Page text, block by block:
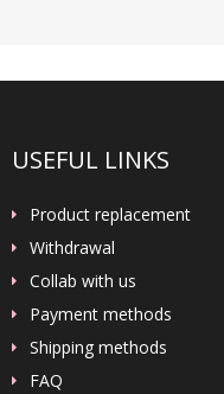
USEFUL LINKS
Product replacement
Withdrawal
Collab with us
Payment methods
Shipping methods
FAQ